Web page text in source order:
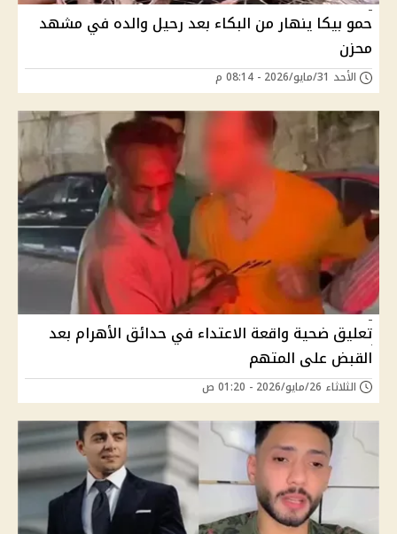
حمو بيكا ينهار من البكاء بعد رحيل والده في مشهد
محزن
الأحد 31/مايو/2026 - 08:14 م
تعليق ضحية واقعة الاعتداء في حدائق الأهرام بعد
القبض على المتهم
الثلاثاء 26/مايو/2026 - 01:20 ص